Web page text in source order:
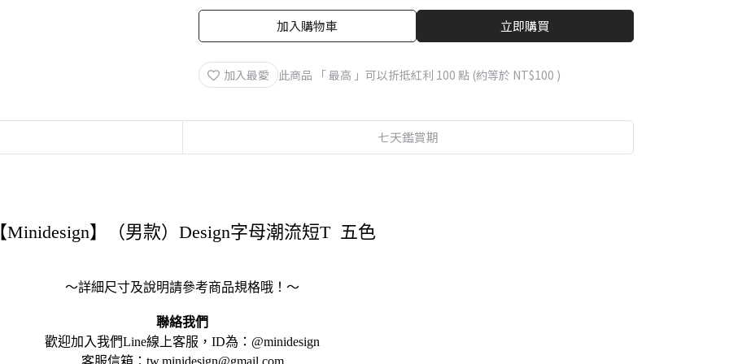
加入購物車 立即購買
加入最愛 此商品 「 最高 」可以折抵紅利 100 點 (約等於 NT$100 )
七天鑑賞期
【Minidesign】（男款）Design字母潮流短T 五色
～詳細尺寸及說明請參考商品規格哦！～
聯絡我們
歡迎加入我們Line線上客服，ID為：@minidesign
客服信箱：tw.minidesign@gmail.com